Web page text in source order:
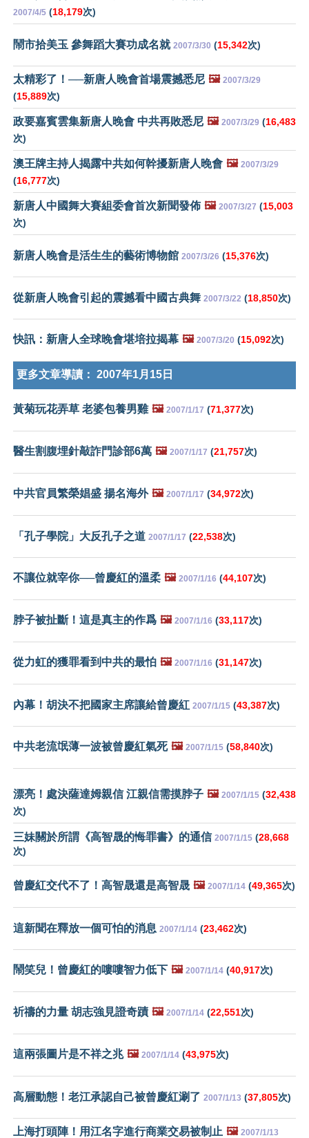
2007/4/5 (18,179次)
鬧市拾美玉 參舞蹈大賽功成名就 2007/3/30 (15,342次)
太精彩了！──新唐人晚會首場震撼悉尼 🖼️ 2007/3/29
(15,889次)
政要嘉賓雲集新唐人晚會 中共再敗悉尼 🖼️ 2007/3/29 (16,483
次)
澳王牌主持人揭露中共如何幹擾新唐人晚會 🖼️ 2007/3/29
(16,777次)
新唐人中國舞大賽組委會首次新聞發佈 🖼️ 2007/3/27 (15,003
次)
新唐人晚會是活生生的藝術博物館 2007/3/26 (15,376次)
從新唐人晚會引起的震撼看中國古典舞 2007/3/22 (18,850次)
快訊：新唐人全球晚會堪培拉揭幕 🖼️ 2007/3/20 (15,092次)
更多文章導讀： 2007年1月15日
黃菊玩花弄草 老婆包養男雞 🖼️ 2007/1/17 (71,377次)
醫生割腹埋針敲詐門診部6萬 🖼️ 2007/1/17 (21,757次)
中共官員繁榮娼盛 揚名海外 🖼️ 2007/1/17 (34,972次)
「孔子學院」大反孔子之道 2007/1/17 (22,538次)
不讓位就宰你──曾慶紅的溫柔 🖼️ 2007/1/16 (44,107次)
脖子被扯斷！這是真主的作爲 🖼️ 2007/1/16 (33,117次)
從力虹的獲罪看到中共的最怕 🖼️ 2007/1/16 (31,147次)
內幕！胡決不把國家主席讓給曾慶紅 2007/1/15 (43,387次)
中共老流氓薄一波被曾慶紅氣死 🖼️ 2007/1/15 (58,840次)
漂亮！處決薩達姆親信 江親信需摸脖子 🖼️ 2007/1/15 (32,438
次)
三妹關於所謂《高智晟的悔罪書》的通信 2007/1/15 (28,668
次)
曾慶紅交代不了！高智晟還是高智晟 🖼️ 2007/1/14 (49,365次)
這新聞在釋放一個可怕的消息 2007/1/14 (23,462次)
鬧笑兒！曾慶紅的嘍嘍智力低下 🖼️ 2007/1/14 (40,917次)
祈禱的力量 胡志強見證奇蹟 🖼️ 2007/1/14 (22,551次)
這兩張圖片是不祥之兆 🖼️ 2007/1/14 (43,975次)
高層動態！老江承認自己被曾慶紅涮了 2007/1/13 (37,805次)
上海打頭陣！用江名字進行商業交易被制止 🖼️ 2007/1/13